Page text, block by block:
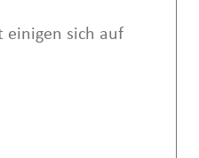
einigen sich auf